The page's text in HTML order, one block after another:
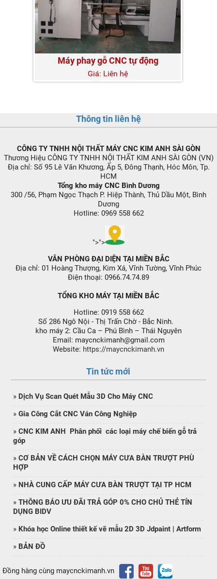
Máy phay gỗ CNC tự động
Giá: Liên hệ
Thông tin liên hệ
CÔNG TY TNHH NỘI THẤT MÁY CNC KIM ANH SÀI GÒN
Thương Hiệu CÔNG TY TNHH NỘI THẤT KIM ANH SÀI GÒN (VN)
Địa chỉ: Số 95 Lê Văn Khương, Ấp 5, Đông Thạnh, Hóc Môn, Tp.
HCM
Tổng kho máy CNC Bình Dương
300 /56, Phạm Ngọc Thạch P. Hiệp Thành, Thủ Dầu Một, Bình
Dương
Hotline: 0969 558 662
">">
VĂN PHÒNG ĐẠI DIỆN TẠI MIỀN BẮC
Địa chỉ: 01 Hoàng Thượng, Kim Xá, Vĩnh Tường, Vĩnh Phúc
Điện thoại: 0966.74.74.89
TỔNG KHO MÁY TẠI MIỀN BẮC
Hotline: 0919 558 662
Số 286 Ngô Nội - Thị Trấn Chờ - Bắc Ninh.
kho máy 2: Cầu Ca – Phú Bình – Thái Nguyên
Email: maycnckimanh@gmail.com
Website: https://maycnckimanh.vn
Tin tức mới
» Dịch Vụ Scan Quét Mẫu 3D Cho Máy CNC
»Gia Công Cắt CNC Ván Công Nghiệp
»CNC KIM ANH Phân phối các loại máy chế biến gỗ trả
góp
»CƠ BẢN VỀ CÁCH CHỌN MÁY CƯA BÀN TRƯỢT PHÙ
HỢP
» NHÀ CUNG CẤP MÁY CƯA BÀN TRƯỢT TẠI TP HCM
»THÔNG BÁO ƯU ĐÃI TRẢ GÓP 0% CHO CHỦ THẺ TÍN
DỤNG BIDV
» Khóa học Online thiết kế vẽ mẫu 2D 3D Jdpaint | Artform
» BẢN ĐỒ
Đồng hàng cùng maycnckimanh.vn